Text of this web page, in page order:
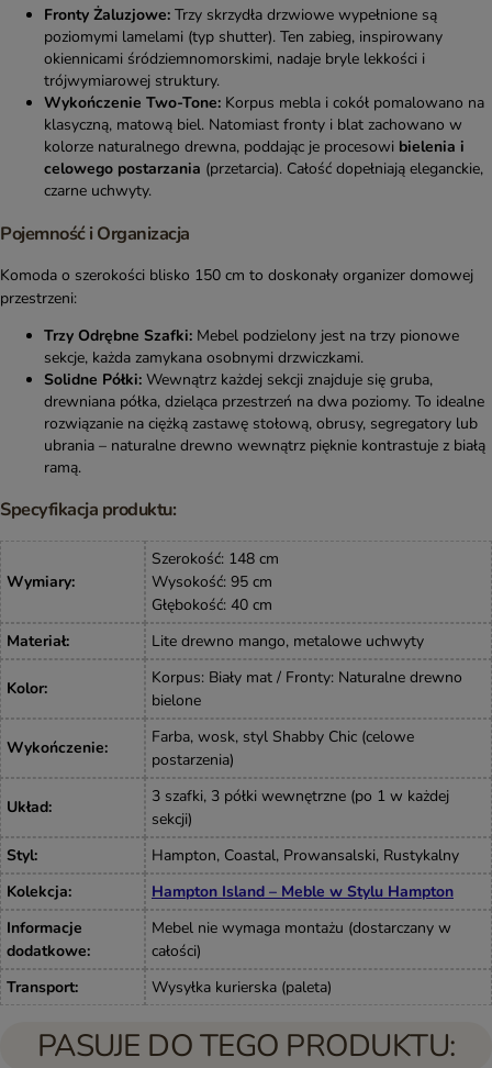
Fronty Żaluzjowe: Trzy skrzydła drzwiowe wypełnione są
poziomymi lamelami (typ shutter). Ten zabieg, inspirowany
okiennicami śródziemnomorskimi, nadaje bryle lekkości i
trójwymiarowej struktury.
Wykończenie Two-Tone: Korpus mebla i cokół pomalowano na
klasyczną, matową biel. Natomiast fronty i blat zachowano w
kolorze naturalnego drewna, poddając je procesowi bielenia i
celowego postarzania (przetarcia). Całość dopełniają eleganckie,
czarne uchwyty.
Pojemność i Organizacja
Komoda o szerokości blisko 150 cm to doskonały organizer domowej
przestrzeni:
Trzy Odrębne Szafki: Mebel podzielony jest na trzy pionowe
sekcje, każda zamykana osobnymi drzwiczkami.
Solidne Półki: Wewnątrz każdej sekcji znajduje się gruba,
drewniana półka, dzieląca przestrzeń na dwa poziomy. To idealne
rozwiązanie na ciężką zastawę stołową, obrusy, segregatory lub
ubrania – naturalne drewno wewnątrz pięknie kontrastuje z białą
ramą.
Specyfikacja produktu:
Wymiary:
Szerokość: 148 cm
Wysokość: 95 cm
Głębokość: 40 cm
Materiał: Lite drewno mango, metalowe uchwyty
Kolor:
Korpus: Biały mat / Fronty: Naturalne drewno
bielone
Wykończenie:
Farba, wosk, styl Shabby Chic (celowe
postarzenia)
Układ:
3 szafki, 3 półki wewnętrzne (po 1 w każdej
sekcji)
Styl:
Hampton, Coastal, Prowansalski, Rustykalny
Kolekcja:
Hampton Island – Meble w Stylu Hampton
Informacje
dodatkowe:
Mebel nie wymaga montażu (dostarczany w
całości)
Transport: Wysyłka kurierska (paleta)
PASUJE DO TEGO PRODUKTU: